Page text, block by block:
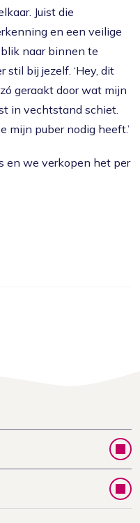
Juist die
en een veilige
naar binnen te
stil bij jezelf. ‘Hey, dit
geraakt door wat mijn
in vechtstand schiet.
mijn puber nodig heeft.’
en we verkopen het per